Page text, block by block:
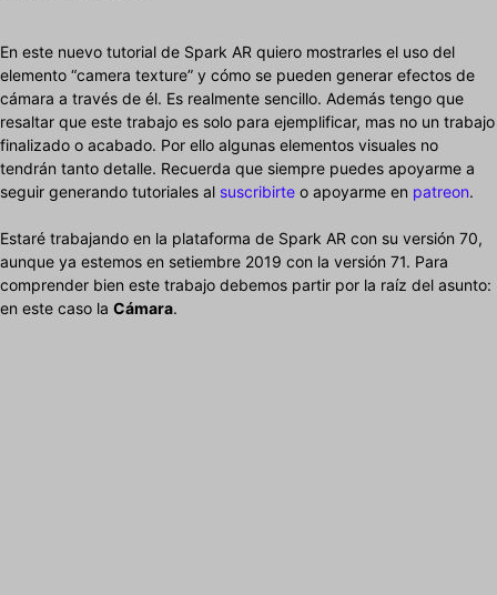
En este nuevo tutorial de Spark AR quiero mostrarles el uso del
elemento “camera texture” y cómo se pueden generar efectos de
cámara a través de él. Es realmente sencillo. Además tengo que
resaltar que este trabajo es solo para ejemplificar, mas no un trabajo
finalizado o acabado. Por ello algunas elementos visuales no
tendrán tanto detalle. Recuerda que siempre puedes apoyarme a
seguir generando tutoriales al suscribirte o apoyarme en patreon.
Estaré trabajando en la plataforma de Spark AR con su versión 70,
aunque ya estemos en setiembre 2019 con la versión 71. Para
comprender bien este trabajo debemos partir por la raíz del asunto:
en este caso la Cámara.